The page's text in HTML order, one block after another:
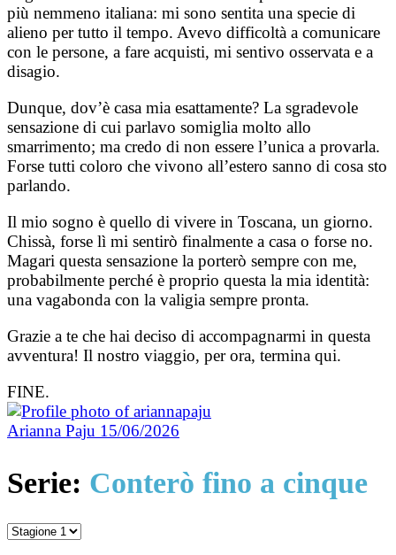
più nemmeno italiana: mi sono sentita una specie di
alieno per tutto il tempo. Avevo difficoltà a comunicare
con le persone, a fare acquisti, mi sentivo osservata e a
disagio.
Dunque, dov’è casa mia esattamente? La sgradevole
sensazione di cui parlavo somiglia molto allo
smarrimento; ma credo di non essere l’unica a provarla.
Forse tutti coloro che vivono all’estero sanno di cosa sto
parlando.
Il mio sogno è quello di vivere in Toscana, un giorno.
Chissà, forse lì mi sentirò finalmente a casa o forse no.
Magari questa sensazione la porterò sempre con me,
probabilmente perché è proprio questa la mia identità:
una vagabonda con la valigia sempre pronta.
Grazie a te che hai deciso di accompagnarmi in questa
avventura! Il nostro viaggio, per ora, termina qui.
FINE.
Arianna Paju 15/06/2026
Serie: Conterò fino a cinque